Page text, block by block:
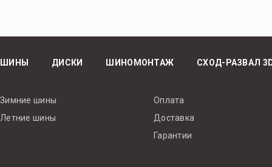
ШИНЫ ДИСКИ ШИНОМОНТАЖ СХОД-РАЗВАЛ
Зимние шины
Летние шины
Оплата
Доставка
Гарантии